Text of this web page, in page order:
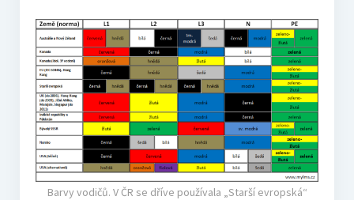
Barvy vodičů. V ČR se dříve používala „Starší evropská“